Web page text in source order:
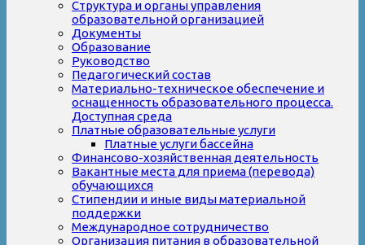
Структура и органы управления
образовательной организацией
Документы
Образование
Руководство
Педагогический состав
Материально-техническое обеспечение и
оснащенность образовательного процесса.
Доступная среда
Платные образовательные услуги
Платные услуги бассейна
Финансово-хозяйственная деятельность
Вакантные места для приема (перевода)
обучающихся
Стипендии и иные виды материальной
поддержки
Международное сотрудничество
Организация питания в образовательной